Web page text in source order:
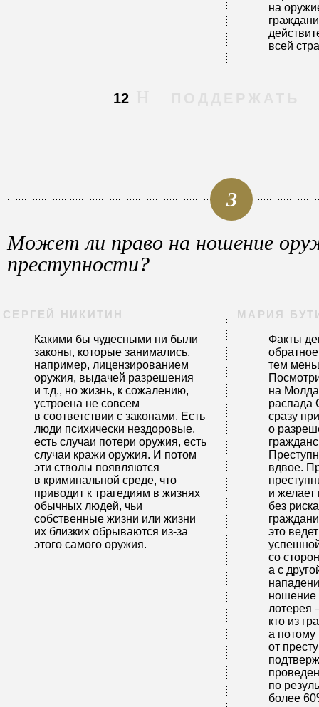
на
всей
12
3
Может ли право на ношение
преступности?
СЕРГЕЙ НИКИТИН
Какими бы чудесными ни были
законы, которые занимались,
например, лицензированием
оружия, выдачей разрешения
и т.д., но жизнь, к сожалению,
устроена не совсем
в соответствии с законами. Есть
люди психически нездоровые,
есть случаи потери оружия, есть
случаи кражи оружия. И потом
эти стволы появляются
в криминальной среде, что
приводит к трагедиям в жизнях
обычных людей, чьи
собственные жизни или жизни
их близких обрываются из-за
этого самого оружия.
МАРИЯ
Факты
тем
на
распада
сразу
о
вдвое.
и желает
без
это
со
а с
ношение
лотерея
кто из
а потому
от
по
более